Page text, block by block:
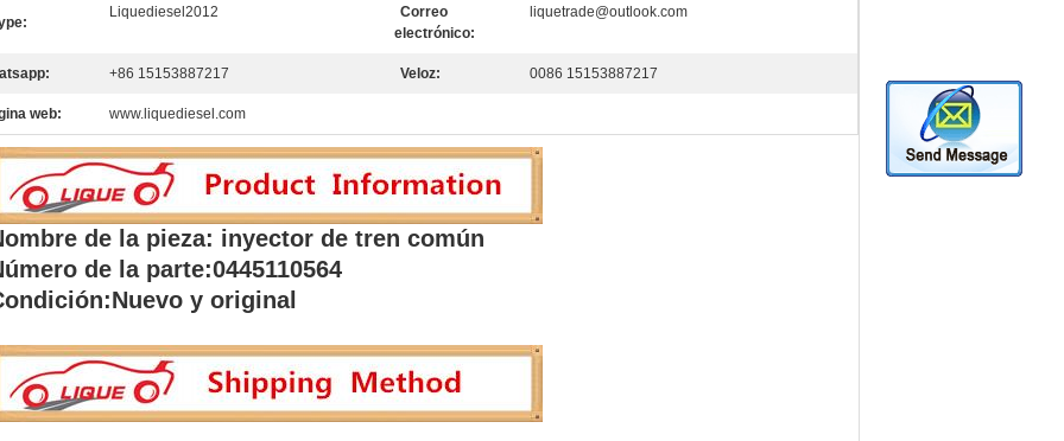
Liquediesel2012
Correo
electrónico:
liquetrade@outlook.com
+86 15153887217 Veloz: 0086 15153887217
web: www.liquediesel.com
de la pieza: inyector de tren común
de la parte:0445110564
Nuevo y original